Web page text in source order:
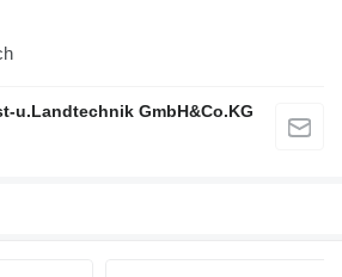
u.Landtechnik GmbH&Co.KG